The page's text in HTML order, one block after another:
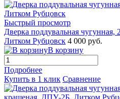
Быстрый просмотр
Дверка поддувальная
Литком Рубцовск 4 000 руб.
В корзину
Подробнее
Купить в 1 клик Сравнение